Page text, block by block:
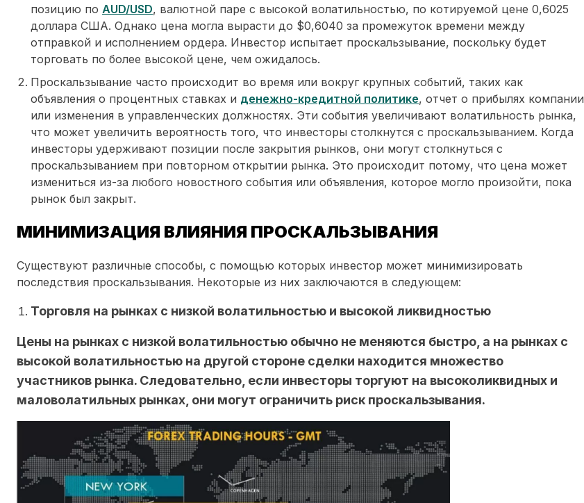
позицию по AUD/USD, валютной паре с высокой волатильностью, по котируемой цене 0,6025
доллара США. Однако цена могла вырасти до $0,6040 за промежуток времени между
отправкой и исполнением ордера. Инвестор испытает проскальзывание, поскольку будет
торговать по более высокой цене, чем ожидалось.
Проскальзывание часто происходит во время или вокруг крупных событий, таких как
объявления о процентных ставках и денежно-кредитной политике, отчет о прибылях компании
или изменения в управленческих должностях. Эти события увеличивают волатильность рынка,
что может увеличить вероятность того, что инвесторы столкнутся с проскальзыванием. Когда
инвесторы удерживают позиции после закрытия рынков, они могут столкнуться с
проскальзыванием при повторном открытии рынка. Это происходит потому, что цена может
измениться из-за любого новостного события или объявления, которое могло произойти, пока
рынок был закрыт.
МИНИМИЗАЦИЯ ВЛИЯНИЯ ПРОСКАЛЬЗЫВАНИЯ
Существуют различные способы, с помощью которых инвестор может минимизировать
последствия проскальзывания. Некоторые из них заключаются в следующем:
Торговля на рынках с низкой волатильностью и высокой ликвидностью
Цены на рынках с низкой волатильностью обычно не меняются быстро, а на рынках с
высокой волатильностью на другой стороне сделки находится множество
участников рынка. Следовательно, если инвесторы торгуют на высоколиквидных и
маловолатильных рынках, они могут ограничить риск проскальзывания.